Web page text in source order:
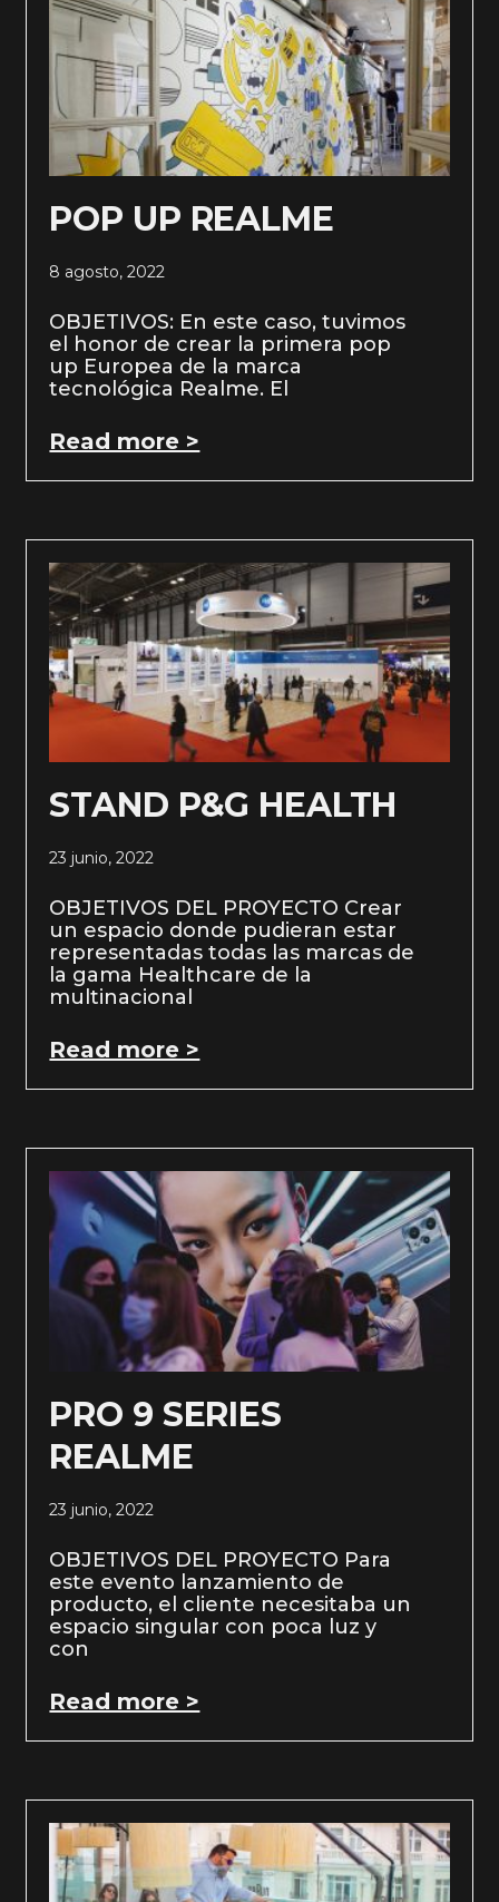
POP UP REALME
8 agosto, 2022
OBJETIVOS: En este caso, tuvimos
el honor de crear la primera pop
up Europea de la marca
tecnológica Realme. El
Read more >
STAND P&G HEALTH
23 junio, 2022
OBJETIVOS DEL PROYECTO Crear
un espacio donde pudieran estar
representadas todas las marcas de
la gama Healthcare de la
multinacional
Read more >
PRO 9 SERIES
REALME
23 junio, 2022
OBJETIVOS DEL PROYECTO Para
este evento lanzamiento de
producto, el cliente necesitaba un
espacio singular con poca luz y
con
Read more >